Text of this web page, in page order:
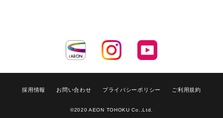
採用情報 お問い合わせ プライバシーポリシー ご利用規約
©2020 AEON TOHOKU Co.,Ltd.